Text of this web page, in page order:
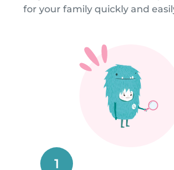
for your family quickly and
1